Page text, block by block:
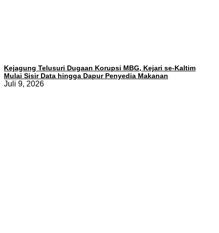
Kejagung Telusuri Dugaan Korupsi MBG, Kejari se-Kaltim
Mulai Sisir Data hingga Dapur Penyedia Makanan
Juli 9, 2026